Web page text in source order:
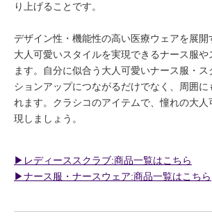
り上げることです。
デザイン性・機能性の高い医療ウェアを展開
大人可愛いスタイルを実現できるナース服
ます。自分に似合う大人可愛いナース服・
ションアップにつながるだけでなく、周囲に
れます。クラシコのアイテムで、憧れの大
現しましょう。
▶︎レディーススクラブ:商品一覧はこちら
▶︎ナース服・ナースウェア:商品一覧はこちら